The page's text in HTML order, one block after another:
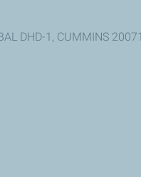
DHD-1, CUMMINS